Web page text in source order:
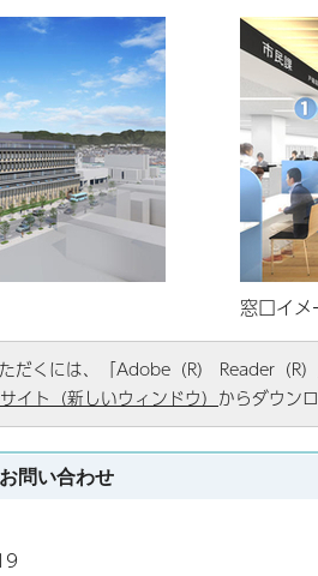
窓口イメ
だくには、「Adobe（R） Reader（R
イト（新しいウィンドウ） からダウン
お問い合わせ